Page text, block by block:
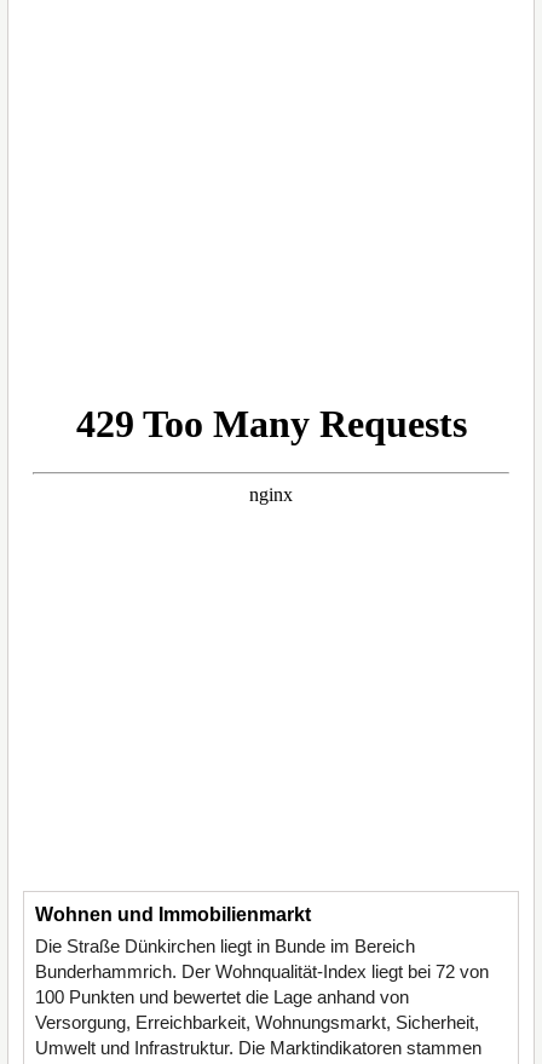
Wohnen und Immobilienmarkt
Die Straße Dünkirchen liegt in Bunde im Bereich
Bunderhammrich. Der Wohnqualität-Index liegt bei 72 von
100 Punkten und bewertet die Lage anhand von
Versorgung, Erreichbarkeit, Wohnungsmarkt, Sicherheit,
Umwelt und Infrastruktur. Die Marktindikatoren stammen